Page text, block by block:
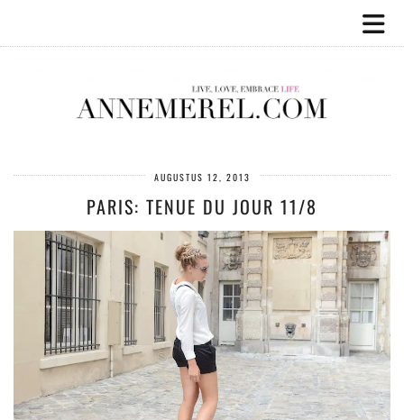
AUGUSTUS 12, 2013
PARIS: TENUE DU JOUR 11/8